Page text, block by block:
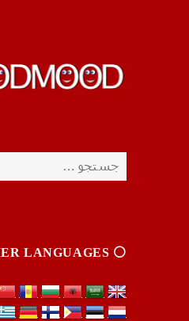
برای:
⚪️ OTHER LANGUAGES